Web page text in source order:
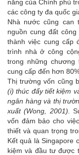
năng của Chính phủ
các công ty đa quốc
Nhà nước cũng can
nguồn cung đất
thành việc cung cấp
trình nhà ở công
trong những
cung cấp đến hơn
Thị trường vốn cũng
(i) thúc đẩy tiết kiệm
ngân hàng và thị
xuất (Wong, 2001).
vốn đảm bảo cho
thiết và quan trọng
Kết quả là Singapore
kiệm và đầu tư được